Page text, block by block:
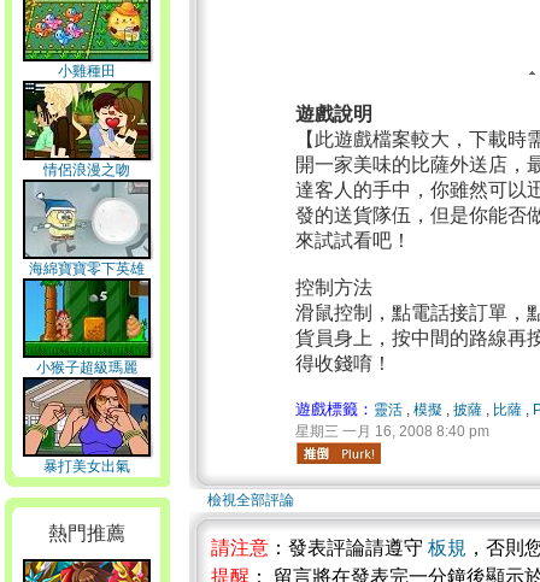
小雞種田
情侶浪漫之吻
海綿寶寶零下英雄
小猴子超級瑪麗
暴打美女出氣
熱門推薦
遊戲說明
【此遊戲檔案較大，下載
開一家美味的比薩外送店，
達客人的手中，你雖然可以
發的送貨隊伍，但是你能否
來試試看吧！
控制方法
滑鼠控制，點電話接訂單，
貨員身上，按中間的路線再
得收錢唷！
遊戲標籤： 靈活 ,模擬 ,披薩 , 比薩 ,
星期三 一月 16, 2008 8:40 pm
檢視全部評論
請注意 ：發表評論請遵守 板規 ，否則
提醒 ： 留言將在發表完一分鐘後顯示